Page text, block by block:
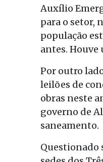
Auxílio
para o setor,
população
antes. Houve
Por outro
leilões de
obras neste
governo de
saneamento.
Questionado